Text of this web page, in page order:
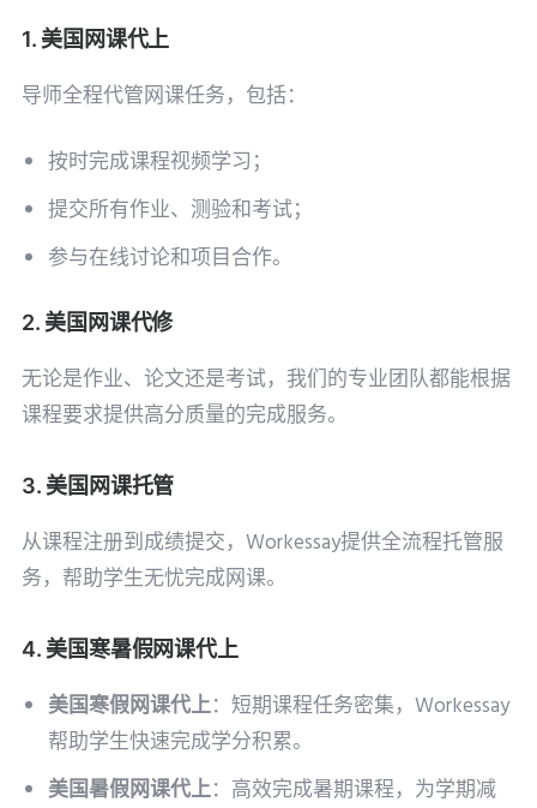
1. 美国网课代上
导师全程代管网课任务，包括：
按时完成课程视频学习；
提交所有作业、测验和考试；
参与在线讨论和项目合作。
2. 美国网课代修
无论是作业、论文还是考试，我们的专业团队都能根据
课程要求提供高分质量的完成服务。
3. 美国网课托管
从课程注册到成绩提交，Workessay提供全流程托管服
务，帮助学生无忧完成网课。
4. 美国寒暑假网课代上
美国寒假网课代上：短期课程任务密集，Workessay
帮助学生快速完成学分积累。
美国暑假网课代上：高效完成暑期课程，为学期减